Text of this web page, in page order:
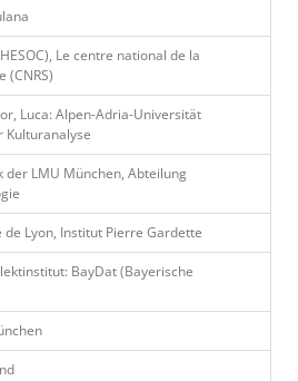
Le centre national de la
(CNRS)
Luca: Alpen-Adria-Universität
Kulturanalyse
LMU München, Abteilung
Lyon, Institut Pierre Gardette
BayDat (Bayerische